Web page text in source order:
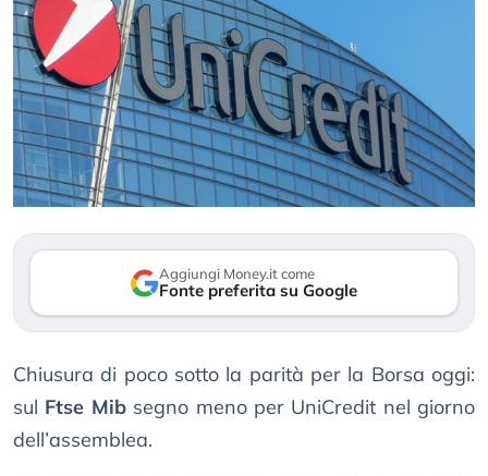
Aggiungi Money.it come
Fonte preferita su Google
Chiusura di poco sotto la parità per la Borsa oggi:
sul Ftse Mibsegno meno per UniCredit nel giorno
dell’assemblea.